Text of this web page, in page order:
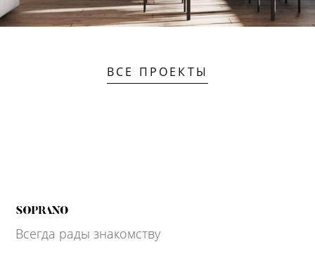
ВСЕ ПРОЕКТЫ
Всегда рады знакомству